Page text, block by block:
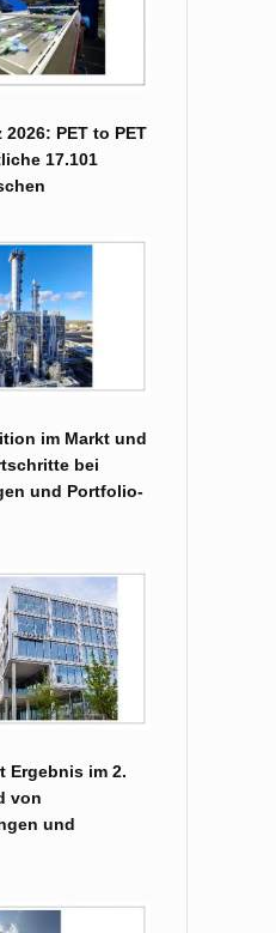
PET to PET
17.101
im Markt und
bei
und Portfolio­
Ergebnis im 2.
von
und